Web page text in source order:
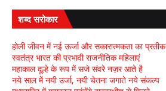
शब्द सरोकार
होली जीवन में नई ऊर्जा और सकारात्मकता का प्रतीक
स्वतंत्र भारत की प्रभावी राजनीतिक महिलाएं
महाकाल दूल्हे के रूप में सजे संवरे नज़र आते है
नये साल में नयी उर्जा, नयी चेतना जगाते नये संकल्प